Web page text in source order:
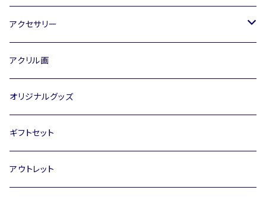
アートパネル
正方形アートパネル
長方形アートパネル
オーシャンアートアクセサリー
オーシャンアート雑貨
アクセサリー
オーシャンアートアクセサリー
ネックレス
ピアス / イヤリング
ブレスレット
アクリル画
オリジナルグッズ
ギフトセット
アウトレット